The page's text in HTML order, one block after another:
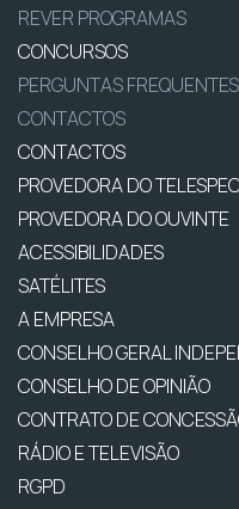
REVER PROGRAMAS
CONCURSOS
PERGUNTAS FREQUENTES
CONTACTOS
CONTACTOS
PROVEDORA DO
PROVEDORA DO OUVINTE
ACESSIBILIDADES
SATÉLITES
A EMPRESA
CONSELHO GERAL
CONSELHO DE OPINIÃO
CONTRATO DE
RÁDIO E TELEVISÃO
RGPD